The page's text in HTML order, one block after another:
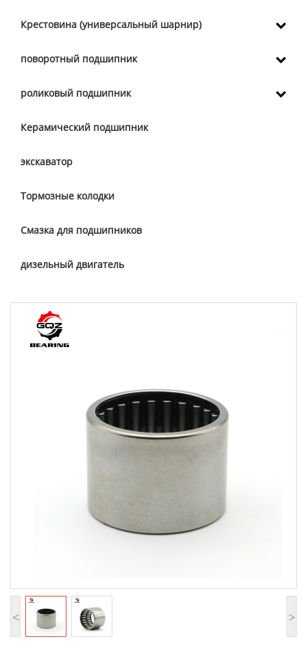
Крестовина (универсальный шарнир)
поворотный подшипник
роликовый подшипник
Керамический подшипник
экскаватор
Тормозные колодки
Смазка для подшипников
дизельный двигатель
< >